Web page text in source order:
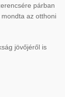
párban
az otthoni
jövőjéről is